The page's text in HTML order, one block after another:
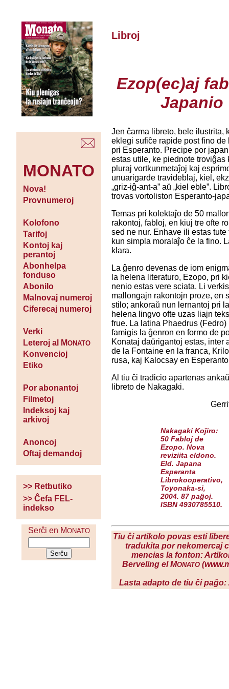
MONATO
Nova!
Provnumeroj
Kolofono
Tarifoj
Kontoj kaj
perantoj
Abonhelpa
fonduso
Abonilo
Malnovaj numeroj
Ciferecaj numeroj
Verki
Leteroj al MONATO
Konvencioj
Etiko
Por abonantoj
Filmetoj
Indeksoj kaj
arkivoj
Anoncoj
Oftaj demandoj
>> Retbutiko
>> Ĉefa FEL-
indekso
Serĉi en MONATO
Libroj
Ezop(ec)aj
Japanio
Jen ĉarma libreto, bele ilustrita,
eklegi sufiĉe rapide post fino de
pri Esperanto. Precipe por
estas utile, ke piednote troviĝas
pluraj vortkunmetaĵoj kaj
unuarigarde travideblaj, kiel,
„griz-iĝ-ant-a” aŭ „kiel eble”.
trovas vortoliston Esperanto-
Temas pri kolektaĵo de 50
rakontoj, fabloj, en kiuj tre ofte
sed ne nur. Enhave ili estas tute
kun simpla moralaĵo ĉe la fino.
klara.
La ĝenro devenas de iom
la helena literaturo, Ezopo, pri
nenio estas vere sciata. Li
mallongajn rakontojn proze, en
stilo; ankoraŭ nun lernantoj pri
helena lingvo ofte uzas liajn
frue. La latina Phaedrus
famigis la ĝenron en formo de
Konataj daŭrigantoj estas, inter
de la Fontaine en la franca,
rusa, kaj Kalocsay en
Al tiu ĉi tradicio apartenas
libreto de Nakagaki.
Nakagaki Koĵiro:
50 Fabloj de
Ezopo. Nova
reviziita eldono.
Eld. Japana
Esperanta
Librokooperativo,
Toyonaka-si,
2004. 87 paĝoj.
ISBN 4930785510.
Tiu ĉi artikolo povas esti
tradukita por nekomercaj
mencias la fonton:
Berveling el MONATO
Lasta adapto de tiu ĉi paĝo: